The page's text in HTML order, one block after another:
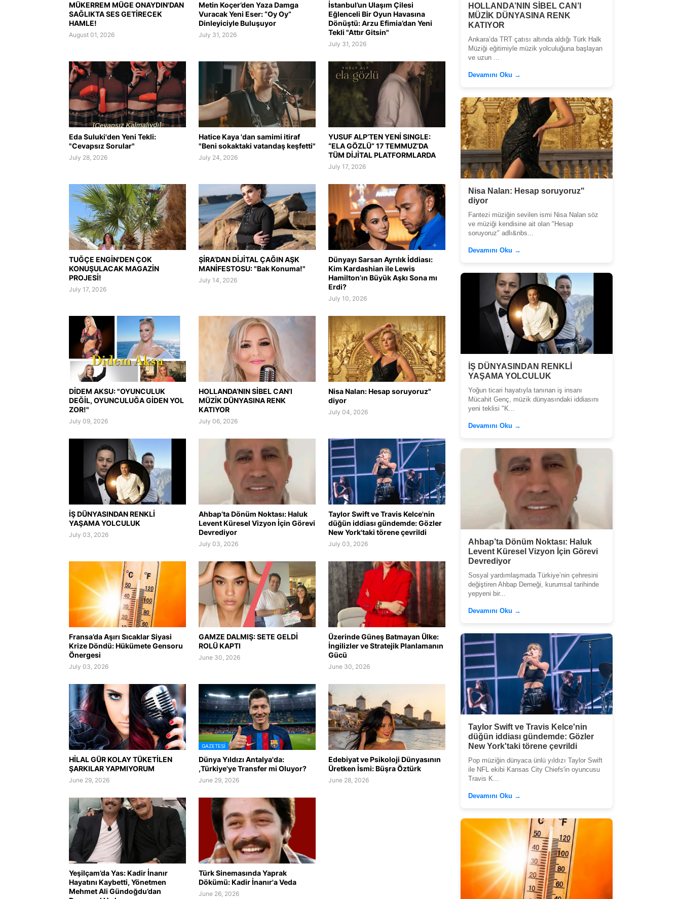
MÜKERREM MÜGE ONAYDIN'DAN
SAĞLIKTA SES GETİRECEK
HAMLE!
August 01, 2026
Metin Koçer’den Yaza Damga
Vuracak Yeni Eser: “Oy Oy”
Dinleyiciyle Buluşuyor
July 31, 2026
İstanbul’un Ulaşım Çilesi
Eğlenceli Bir Oyun Havasına
Dönüştü: Arzu Efimia’dan Yeni
Tekli "Attır Gitsin"
July 31, 2026
Eda Suluki'den Yeni Tekli:
"Cevapsız Sorular"
July 28, 2026
Hatice Kaya 'dan samimi itiraf
"Beni sokaktaki vatandaş keşfetti"
July 24, 2026
YUSUF ALP’TEN YENİ SINGLE:
“ELA GÖZLÜ” 17 TEMMUZ’DA
TÜM DİJİTAL PLATFORMLARDA
July 17, 2026
TUĞÇE ENGİN'DEN ÇOK
KONUŞULACAK MAGAZİN
PROJESİ!
July 17, 2026
ŞİRA’DAN DİJİTAL ÇAĞIN AŞK
MANİFESTOSU: "Bak Konuma!"
July 14, 2026
Dünyayı Sarsan Ayrılık İddiası:
Kim Kardashian ile Lewis
Hamilton’ın Büyük Aşkı Sona mı
Erdi?
July 10, 2026
DİDEM AKSU: "OYUNCULUK
DEĞİL, OYUNCULUĞA GİDEN YOL
ZOR!"
July 09, 2026
HOLLANDA’NIN SİBEL CAN’I
MÜZİK DÜNYASINA RENK
KATIYOR
July 06, 2026
Nisa Nalan: Hesap soruyoruz"
diyor
July 04, 2026
İŞ DÜNYASINDAN RENKLİ
YAŞAMA YOLCULUK
July 03, 2026
Ahbap’ta Dönüm Noktası: Haluk
Levent Küresel Vizyon İçin Görevi
Devrediyor
July 03, 2026
Taylor Swift ve Travis Kelce'nin
düğün iddiası gündemde: Gözler
New York'taki törene çevrildi
July 03, 2026
Fransa’da Aşırı Sıcaklar Siyasi
Krize Döndü: Hükümete Gensoru
Önergesi
July 03, 2026
GAMZE DALMIŞ: SETE GELDİ
ROLÜ KAPTI
June 30, 2026
Üzerinde Güneş Batmayan Ülke:
İngilizler ve Stratejik Planlamanın
Gücü
June 30, 2026
HİLAL GÜR KOLAY TÜKETİLEN
ŞARKILAR YAPMIYORUM
June 29, 2026
GAZETESI
Dünya Yıldızı Antalya'da:
,Türkiye'ye Transfer mi Oluyor?
June 29, 2026
Edebiyat ve Psikoloji Dünyasının
Üretken İsmi: Büşra Öztürk
June 28, 2026
Yeşilçam’da Yas: Kadir İnanır
Hayatını Kaybetti, Yönetmen
Mehmet Ali Gündoğdu’dan
Türk Sinemasında Yaprak
Dökümü: Kadir İnanır'a Veda
June 26, 2026
HOLLANDA’NIN SİBEL CAN’I
MÜZİK DÜNYASINA RENK
KATIYOR
Ankara’da TRT çatısı altında aldığı Türk Halk
Müziği eğitimiyle müzik yolculuğuna başlayan
ve uzun ...
Devamını Oku →
Nisa Nalan: Hesap soruyoruz"
diyor
Fantezi müziğin sevilen ismi Nisa Nalan söz
ve müziği kendisine ait olan "Hesap
soruyoruz" adlı&nbs...
Devamını Oku →
İŞ DÜNYASINDAN RENKLİ
YAŞAMA YOLCULUK
Yoğun ticari hayatıyla tanınan iş insanı
Mücahit Genç, müzik dünyasındaki iddiasını
yeni teklisi "K...
Devamını Oku →
Ahbap’ta Dönüm Noktası: Haluk
Levent Küresel Vizyon İçin Görevi
Devrediyor
Sosyal yardımlaşmada Türkiye’nin çehresini
değiştiren Ahbap Derneği, kurumsal tarihinde
yepyeni bir...
Devamını Oku →
Taylor Swift ve Travis Kelce'nin
düğün iddiası gündemde: Gözler
New York'taki törene çevrildi
Pop müziğin dünyaca ünlü yıldızı Taylor Swift
ile NFL ekibi Kansas City Chiefs'in oyuncusu
Travis K...
Devamını Oku →